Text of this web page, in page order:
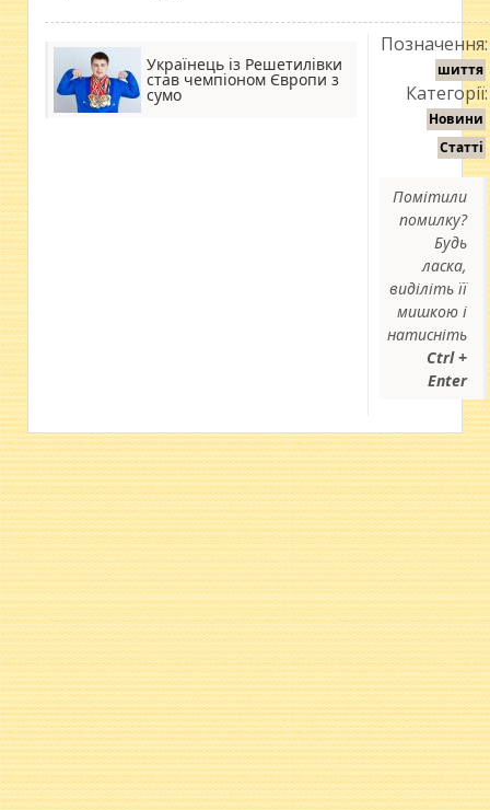
Українець із Решетилівки
став чемпіоном Європи з
сумо
Позначення:
шиття
Категорії:
Новини
Статті
Помітили
помилку?
Будь
ласка,
виділіть її
мишкою і
натисніть
Ctrl +
Enter